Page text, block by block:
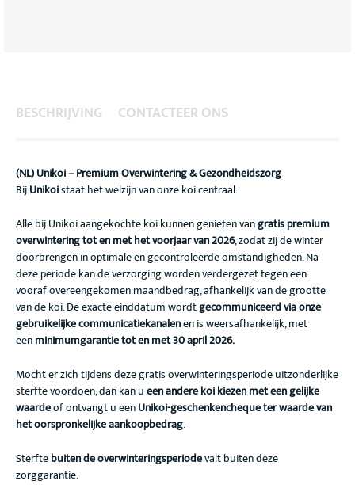
BESCHRIJVING CONTACTEER ONS
(NL) Unikoi – Premium Overwintering & Gezondheidszorg
BijUnikoistaat het welzijn van onze koi centraal.
Alle bij Unikoi aangekochte koi kunnen genieten vangratis premium
overwintering tot en met het voorjaar van 2026, zodat zij de winter
doorbrengen in optimale en gecontroleerde omstandigheden. Na
deze periode kan de verzorging worden verdergezet tegen een
vooraf overeengekomen maandbedrag, afhankelijk van de grootte
van de koi. De exacte einddatum wordtgecommuniceerd via onze
gebruikelijke communicatiekanalenen is weersafhankelijk, met
eenminimumgarantie tot en met 30 april 2026.
Mocht er zich tijdens deze gratis overwinteringsperiode uitzonderlijke
sterfte voordoen, dan kan ueen andere koi kiezen met een gelijke
waardeof ontvangt u eenUnikoi-geschenkencheque ter waarde van
het oorspronkelijke aankoopbedrag.
Sterftebuiten de overwinteringsperiodevalt buiten deze
zorggarantie.